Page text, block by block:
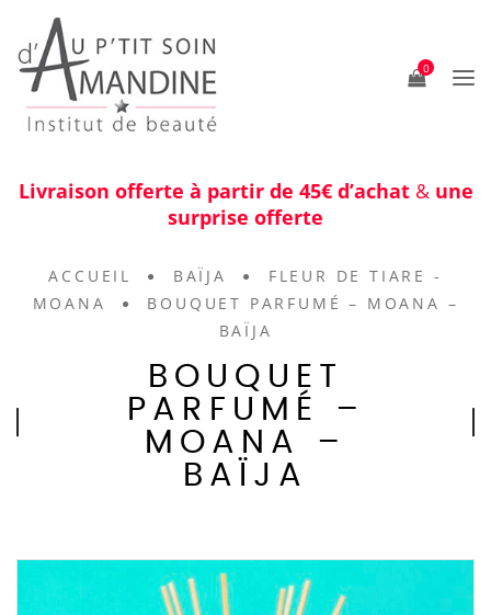
0
Livraison offerte à partir de 45€ d’achat & une
surprise offerte
ACCUEIL BAÏJA
FLEUR DE TIARE -
MOANA
BOUQUET PARFUMÉ – MOANA –
BAÏJA
BOUQUET
PARFUMÉ –
MOANA –
BAÏJA